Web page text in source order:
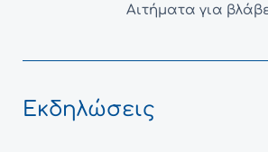
Αιτήματα για
Εκδηλώσεις